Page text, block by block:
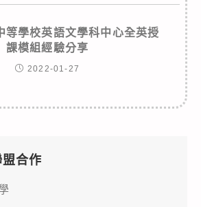
等學校英語文學科中心全英授
課模組經驗分享
2022-01-27
合作